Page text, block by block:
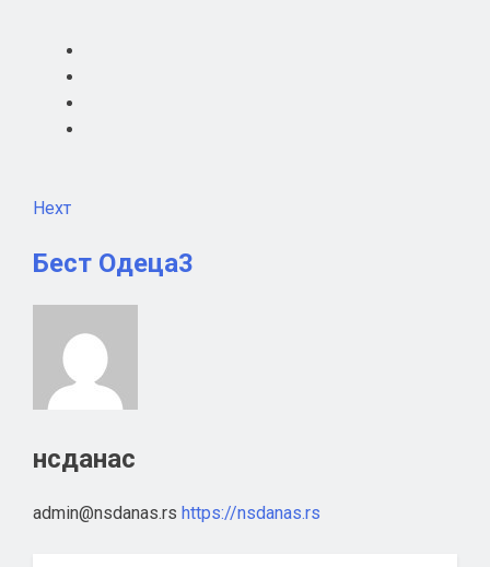
Неxт
Бест Одеца3
нсданас
admin@nsdanas.rs https://nsdanas.rs